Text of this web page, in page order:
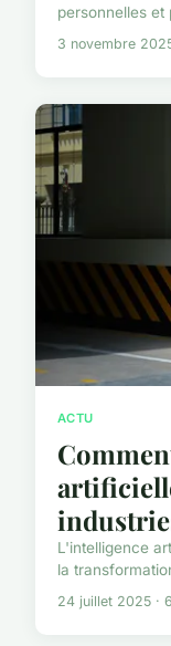
personnelles et
3 novembre
ACTU
L'intelligence
la
24 juillet 2025 ·